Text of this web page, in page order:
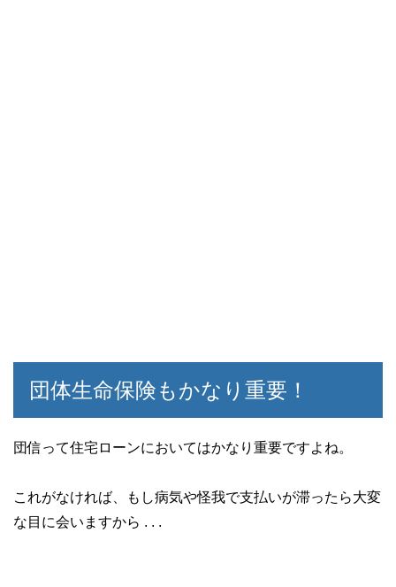
団体生命保険もかなり重要！
団信って住宅ローンにおいてはかなり重要ですよね。
これがなければ、もし病気や怪我で支払いが滞ったら大変
な目に会いますから . . .